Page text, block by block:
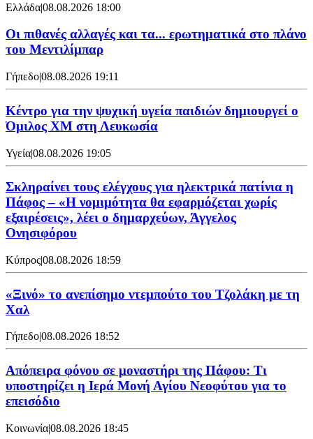
Ελλάδα|08.08.2026 18:00
Οι πιθανές αλλαγές και τα... ερωτηματικά στο πλάνο
του Μεντιλίμπαρ
Γήπεδο|08.08.2026 19:11
Κέντρο για την ψυχική υγεία παιδιών δημιουργεί ο
Όμιλος XM στη Λευκωσία
Υγεία|08.08.2026 19:05
Σκληραίνει τους ελέγχους για ηλεκτρικά πατίνια η
Πάφος – «Η νομιμότητα θα εφαρμόζεται χωρίς
εξαιρέσεις», λέει ο δημαρχεύων, Άγγελος
Ονησιφόρου
Κύπρος|08.08.2026 18:59
«Ξινό» το ανεπίσημο ντεμπούτο του Τζολάκη με τη
Χαλ
Γήπεδο|08.08.2026 18:52
Απόπειρα φόνου σε μοναστήρι της Πάφου: Τι
υποστηρίζει η Ιερά Μονή Αγίου Νεοφύτου για το
επεισόδιο
Κοινωνία|08.08.2026 18:45